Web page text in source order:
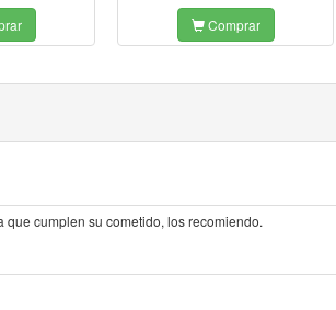
Comprar
cumplen su cometido, los recomiendo.